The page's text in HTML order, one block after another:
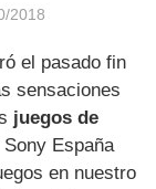
2018
el pasado fin
sensaciones
juegos de
España
en nuestro